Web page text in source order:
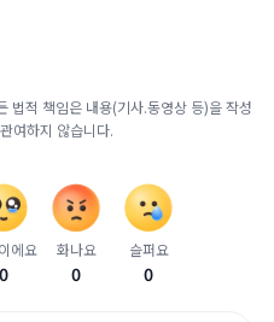
법적 책임은 내용(기사.동영상 등)을 작성
여하지 않습니다.
에요
0
화나요
0
슬퍼요
0